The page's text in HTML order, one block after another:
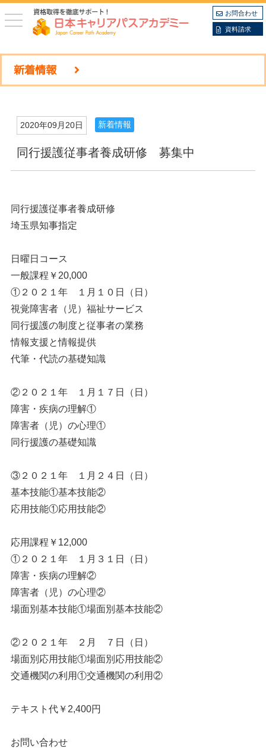
toggle
navigation
お問合わせ
資料請求
新着情報
2020年09月20日 新着情報
同行援護従事者養成研修 募集中
同行援護従事者養成研修
埼玉県知事指定
日曜日コース
一般課程￥20,000
①２０２１年 １月１０日（日）
視覚障害者（児）福祉サービス
同行援護の制度と従事者の業務
情報支援と情報提供
代筆・代読の基礎知識
②２０２１年 １月１７日（日）
障害・疾病の理解①
障害者（児）の心理①
同行援護の基礎知識
③２０２１年 １月２４日（日）
基本技能①基本技能②
応用技能①応用技能②
応用課程￥12,000
①２０２１年 １月３１日（日）
障害・疾病の理解②
障害者（児）の心理②
場面別基本技能①場面別基本技能②
②２０２１年 ２月 ７日（日）
場面別応用技能①場面別応用技能②
交通機関の利用①交通機関の利用②
テキスト代￥2,400円
お問い合わせ